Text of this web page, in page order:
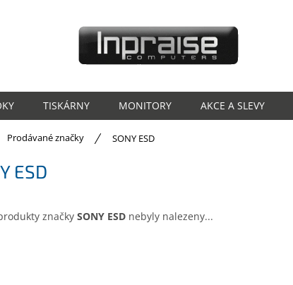
TISKÁRNY MONITORY AKCE A SLEVY
Prodávané značky SONY ESD
ESD
značky SONY ESD nebyly nalezeny...